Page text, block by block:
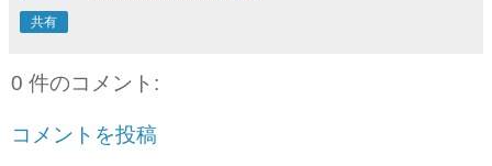
共有
0 件のコメント:
コメントを投稿